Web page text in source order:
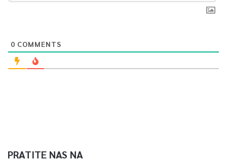
0 COMMENTS
PRATITE NAS NA